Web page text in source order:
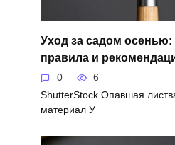
Уход за садом
правила и
0 6
ShutterStock Опавшая
материал У